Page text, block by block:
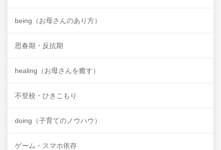
being（お母さんのあり方）
思春期・反抗期
healing（お母さんを癒す）
不登校・ひきこもり
doing（子育てのノウハウ）
ゲーム・スマホ依存